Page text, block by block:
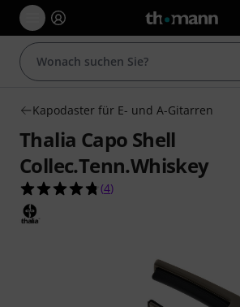
Kapodaster für E- und A-Gitarren
Thalia Capo Shell
Collec.Tenn.Whiskey
4.8 von 5 Sternen aus 4
(4)